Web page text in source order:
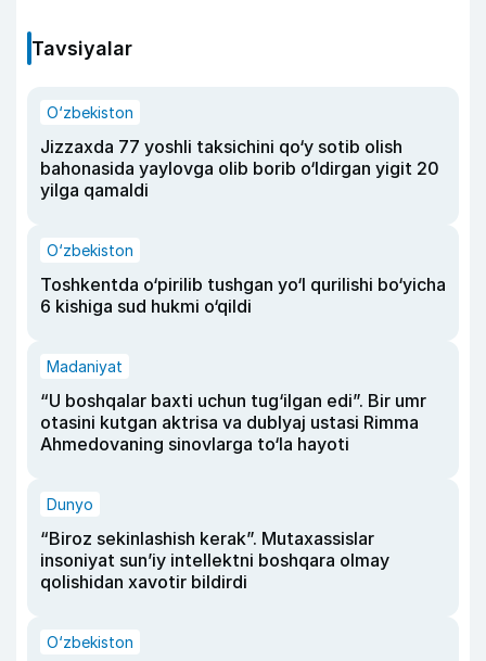
Tavsiyalar
O‘zbekiston
Jizzaxda 77 yoshli taksichini qo‘y sotib olish
bahonasida yaylovga olib borib o‘ldirgan yigit 20
yilga qamaldi
O‘zbekiston
Toshkentda o‘pirilib tushgan yo‘l qurilishi bo‘yicha
6 kishiga sud hukmi o‘qildi
Madaniyat
“U boshqalar baxti uchun tug‘ilgan edi”. Bir umr
otasini kutgan aktrisa va dublyaj ustasi Rimma
Ahmedovaning sinovlarga to‘la hayoti
Dunyo
“Biroz sekinlashish kerak”. Mutaxassislar
insoniyat sun’iy intellektni boshqara olmay
qolishidan xavotir bildirdi
O‘zbekiston